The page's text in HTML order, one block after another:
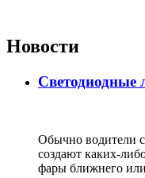
Новости
Светодиодные
Обычно водители
создают каких-
фары ближнего